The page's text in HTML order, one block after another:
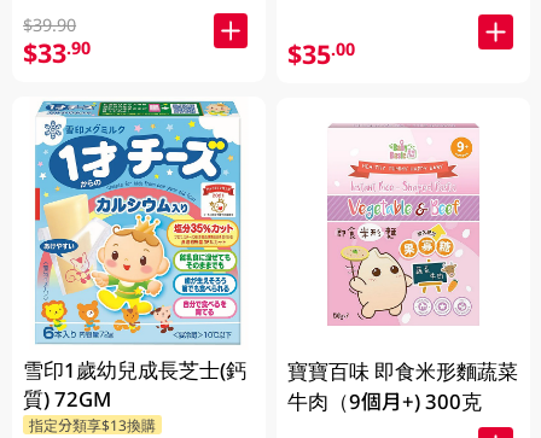
$39.90
$33.90
雪印1歲幼兒成長芝士(鈣
質) 72GM
指定分類享$13換購
$35.00
寶寶百味 即食米形麵蔬菜
牛肉（9個月+) 300克